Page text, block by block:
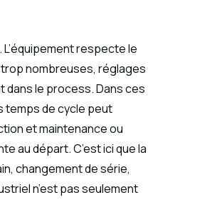
respecte le
nombreuses, réglages
le process. Dans ces
temps de cycle peut
et maintenance ou
au départ. C’est ici que la
changement de série,
n’est pas seulement